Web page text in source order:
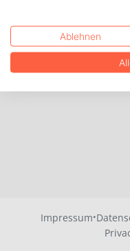
Impressum·
Ablehnen